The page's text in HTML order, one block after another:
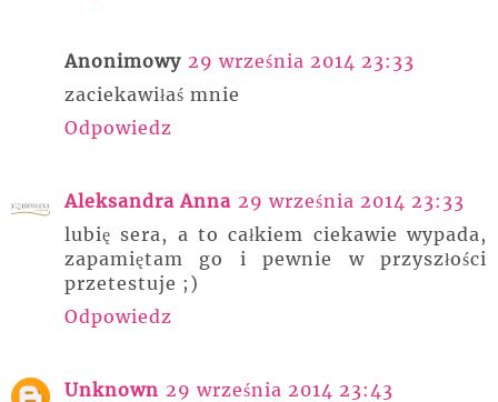
Anonimowy 29 września 2014 23:33
zaciekawiłaś mnie
Odpowiedz
Aleksandra Anna 29 września 2014 23:33
lubię sera, a to całkiem ciekawie wypada,
zapamiętam go i pewnie w przyszłości
przetestuje ;)
Odpowiedz
Unknown 29 września 2014 23:43